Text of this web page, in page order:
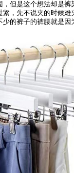
，但是这个想法却是裤
紧，先不说夹的时候难
少的裤子的裤腰就是因